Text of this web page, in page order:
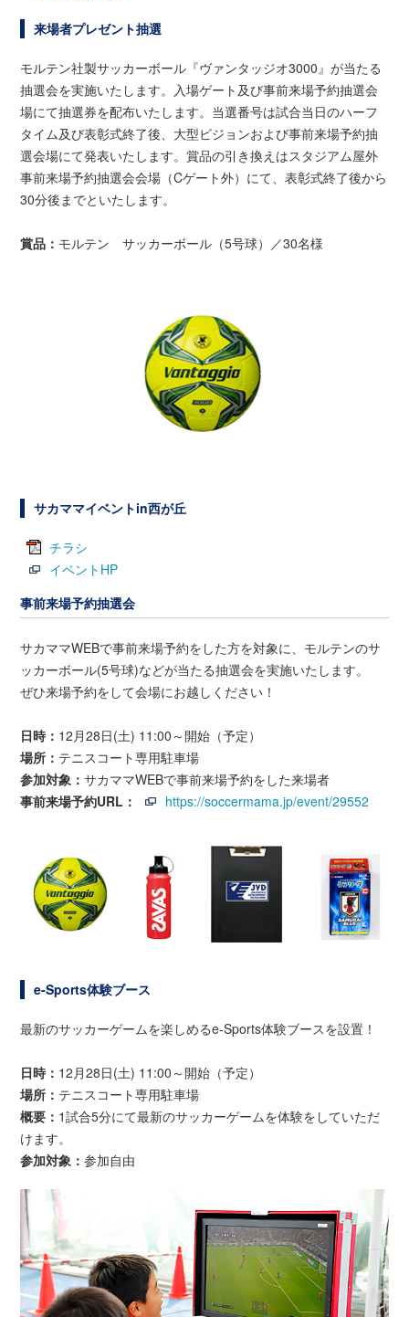
来場者プレゼント抽選
モルテン社製サッカーボール『ヴァンタッジオ3000』が当たる
抽選会を実施いたします。入場ゲート及び事前来場予約抽選会
場にて抽選券を配布いたします。当選番号は試合当日のハーフ
タイム及び表彰式終了後、大型ビジョンおよび事前来場予約抽
選会場にて発表いたします。賞品の引き換えはスタジアム屋外
事前来場予約抽選会会場（Cゲート外）にて、表彰式終了後から
30分後までといたします。
賞品： モルテン サッカーボール（5号球）／30名様
サカママイベントin西が丘
チラシ
イベントHP
事前来場予約抽選会
サカママWEBで事前来場予約をした方を対象に、モルテンのサ
ッカーボール(5号球)などが当たる抽選会を実施いたします。
ぜひ来場予約をして会場にお越しください！
日時： 12月28日(土) 11:00～開始（予定）
場所： テニスコート専用駐車場
参加対象：サカママWEBで事前来場予約をした来場者
事前来場予約URL：
https://soccermama.jp/event/29552
e-Sports体験ブース
最新のサッカーゲームを楽しめるe-Sports体験ブースを設置！
日時： 12月28日(土) 11:00～開始（予定）
場所： テニスコート専用駐車場
概要： 1試合5分にて最新のサッカーゲームを体験をしていただ
けます。
参加対象：参加自由